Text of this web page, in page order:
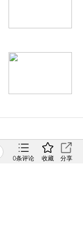
0条评论 收藏 分享